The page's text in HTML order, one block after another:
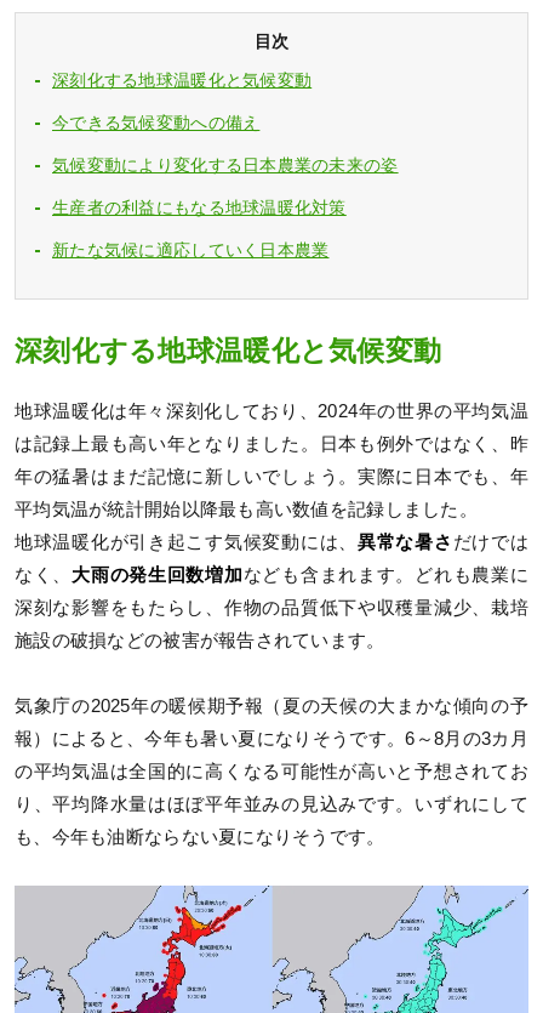
目次
深刻化する地球温暖化と気候変動
今できる気候変動への備え
気候変動により変化する日本農業の未来の姿
生産者の利益にもなる地球温暖化対策
新たな気候に適応していく日本農業
深刻化する地球温暖化と気候変動
地球温暖化は年々深刻化しており、2024年の世界の平均気温
は記録上最も高い年となりました。日本も例外ではなく、昨
年の猛暑はまだ記憶に新しいでしょう。実際に日本でも、年
平均気温が統計開始以降最も高い数値を記録しました。
地球温暖化が引き起こす気候変動には、 異常な暑さ だけでは
なく、 大雨の発生回数増加なども含まれます。どれも農業に
深刻な影響をもたらし、作物の品質低下や収穫量減少、栽培
施設の破損などの被害が報告されています。
気象庁の2025年の暖候期予報（夏の天候の大まかな傾向の予
報）によると、今年も暑い夏になりそうです。6～8月の3カ月
の平均気温は全国的に高くなる可能性が高いと予想されてお
り、平均降水量はほぼ平年並みの見込みです。いずれにして
も、今年も油断ならない夏になりそうです。